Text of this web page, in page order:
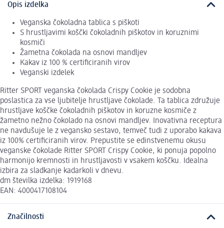
Opis izdelka
Veganska čokoladna tablica s piškoti
S hrustljavimi koščki čokoladnih piškotov in koruznimi
kosmiči
Žametna čokolada na osnovi mandljev
Kakav iz 100 % certificiranih virov
Veganski izdelek
Ritter SPORT veganska čokolada Crispy Cookie je sodobna
poslastica za vse ljubitelje hrustljave čokolade. Ta tablica združuje
hrustljave koščke čokoladnih piškotov in koruzne kosmiče z
žametno nežno čokolado na osnovi mandljev. Inovativna receptura
ne navdušuje le z vegansko sestavo, temveč tudi z uporabo kakava
iz 100% certificiranih virov. Prepustite se edinstvenemu okusu
veganske čokolade Ritter SPORT Crispy Cookie, ki ponuja popolno
harmonijo kremnosti in hrustljavosti v vsakem koščku. Idealna
izbira za sladkanje kadarkoli v dnevu.
dm številka izdelka: 1919168
EAN: 4000417108104
Značilnosti